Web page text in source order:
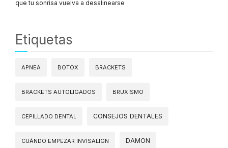
que tu sonrisa vuelva a desalinearse
Etiquetas
APNEA BOTOX BRACKETS
BRACKETS AUTOLIGADOS BRUXISMO
CEPILLADO DENTAL CONSEJOS DENTALES
CUÁNDO EMPEZAR INVISALIGN DAMON